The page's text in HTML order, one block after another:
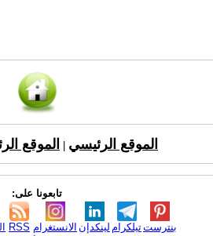
الموقع الرئيسي الموقع
تابعونا على:
RSS الانستغرام لينكدإن تيلكرامبنترست